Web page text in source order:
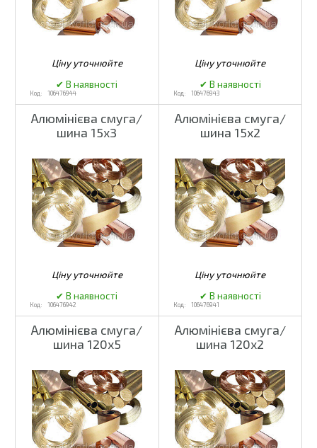
106476944 106476943
Алюмінієва смуга/
шина 15x3
106476942
Алюмінієва смуга/
шина 15x2
106476941
Алюмінієва смуга/
шина 120x5
Алюмінієва смуга/
шина 120x2